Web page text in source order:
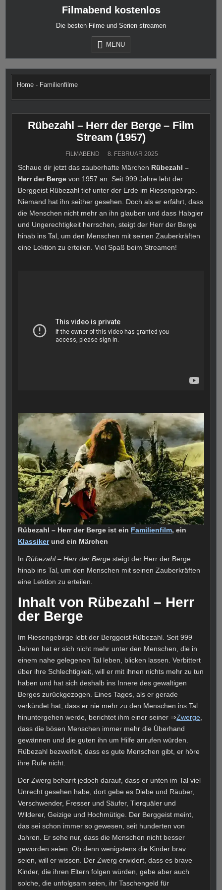
Filmabend kostenlos
Die besten Filme und Serien streamen
MENU
Home - Familienfilme
Rübezahl – Herr der Berge – Film
Stream (1957)
FILMABEND 8. FEBRUAR 2025
Schaue dir jetzt das zauberhafte Märchen Rübezahl –
Herr der Berge von 1957 an. Seit 999 Jahre lebt der
Berggeist Rübezahl tief unter der Erde im Riesengebirge.
Niemand hat ihn seither gesehen. Doch als er erfährt, dass
die Menschen nicht mehr an ihn glauben und dass Habgier
und Ungerechtigkeit herrschen, steigt der Herr der Berge
hinab ins Tal, um den Menschen mit seinen Zauberkräften
eine Lektion zu erteilen. Viel Spaß beim Streamen!
Rübezahl – Herr der Berge ist ein Familienfilm, ein
Klassikerund ein Märchen
InRübezahl – Herr der Berge steigt der Herr der Berge
hinab ins Tal, um den Menschen mit seinen Zauberkräften
eine Lektion zu erteilen.
Inhalt von Rübezahl – Herr
der Berge
Im Riesengebirge lebt der Berggeist Rübezahl. Seit 999
Jahren hat er sich nicht mehr unter den Menschen, die in
einem nahe gelegenen Tal leben, blicken lassen. Verbittert
über ihre Schlechtigkeit, will er mit ihnen nichts mehr zu tun
haben und hat sich deshalb ins Innere des gewaltigen
Berges zurückgezogen. Eines Tages, als er gerade
verkündet hat, dass er nie mehr zu den Menschen ins Tal
hinuntergehen werde, berichtet ihm einer seiner ⇒Zwerge
dass die bösen Menschen immer mehr die Überhand
gewännen und die guten ihn um Hilfe anrufen würden.
Rübezahl bezweifelt, dass es gute Menschen gibt, er höre
ihre Rufe nicht.
Der Zwerg beharrt jedoch darauf, dass er unten im Tal viel
Unrecht gesehen habe, dort gebe es Diebe und Räuber,
Verschwender, Fresser und Säufer, Tierquäler und
Wilderer, Geizige und Hochmütige. Der Berggeist meint,
das sei schon immer so gewesen, seit hunderten von
Jahren. Er sehe nur, dass die Menschen nicht besser
geworden seien. Ob denn wenigstens die Kinder brav
seien, will er wissen. Der Zwerg erwidert, dass es brave
Kinder, die ihren Eltern folgen würden, gebe aber auch
solche, die unfolgsam seien, ihr Taschengeld für